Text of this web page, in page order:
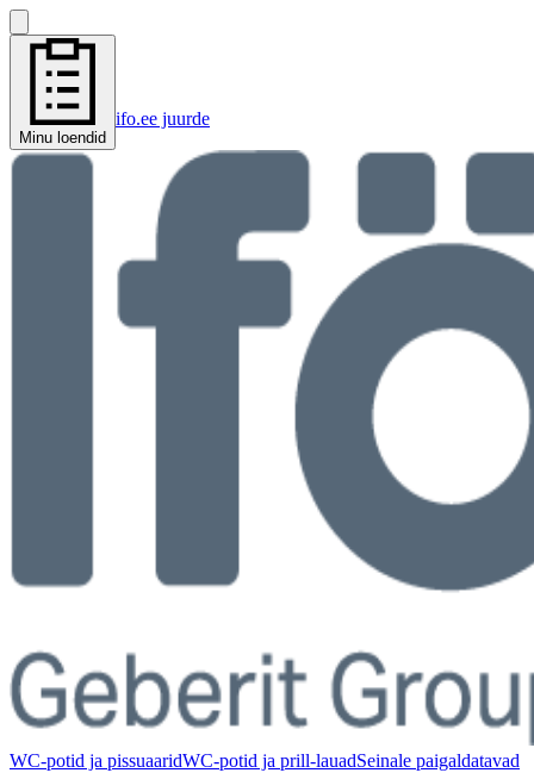
Minu loendid
ifo.ee juurde
WC-potid ja pissuaaridWC-potid ja prill-lauadSeinale paigaldatavad